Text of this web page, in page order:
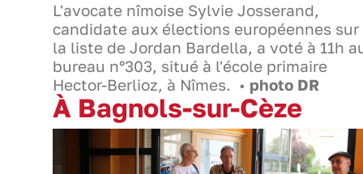
L'avocate nîmoise Sylvie Josserand,
candidate aux élections européennes sur
la liste de Jordan Bardella, a voté à 11h
bureau n°303, situé à l'école primaire
Hector-Berlioz, à Nîmes. • photo DR
À Bagnols-sur-Cèze